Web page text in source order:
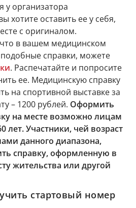
у организатора
хотите оставить ее у себя,
с оригиналом.
в вашем медицинском
справки, можете
. Распечатайте и попросите
ее. Медицинскую справку
на спортивной выставке за
– 1200 рублей. Оформить
на месте возможно лицам
лет. Участники, чей возраст
данного диапазона,
справку, оформленную в
жительства или другой
стартовый номер